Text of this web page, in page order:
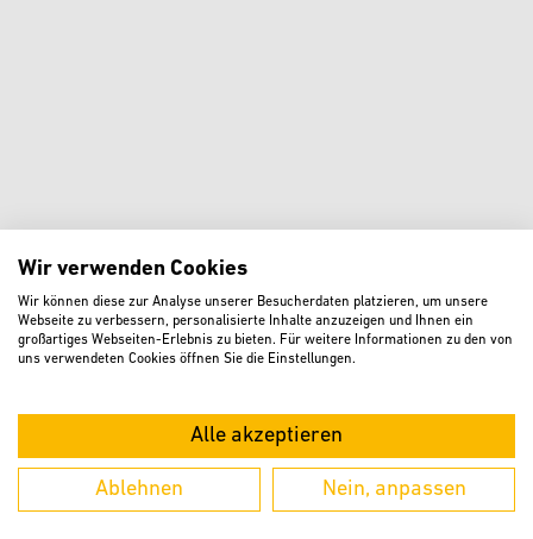
Dienst aktivieren und der Datenübertragung
zustimmen. Mit dem Aufruf erklären Sie sich
einverstanden, dass Ihre Daten an Google übermittelt
werden.
Informationen zum Datenschutz finden Sie in der
Datenschutzerklärung
Dort können Sie diesen Dienst auch wieder
deaktivieren.
Wir verwenden Cookies
Wir können diese zur Analyse unserer Besucherdaten platzieren, um unsere
Webseite zu verbessern, personalisierte Inhalte anzuzeigen und Ihnen ein
großartiges Webseiten-Erlebnis zu bieten. Für weitere Informationen zu den von
uns verwendeten Cookies öffnen Sie die Einstellungen.
Alle akzeptieren
Ablehnen Nein, anpassen